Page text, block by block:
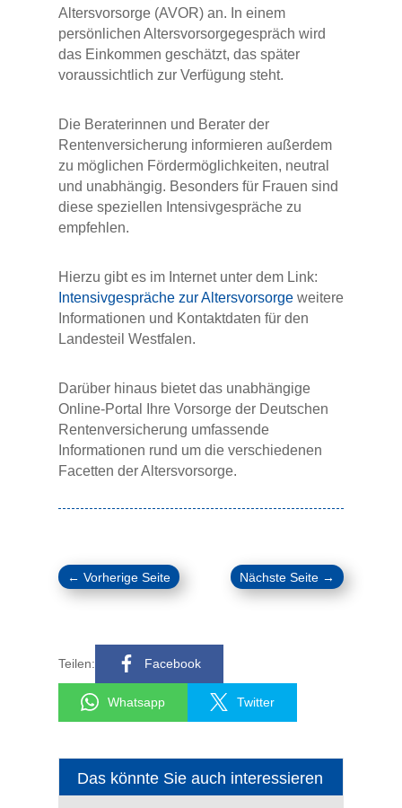
Das könnte Sie auch interessieren
Altersvorsorge (AVOR) an. In einem
persönlichen Altersvorsorgegespräch wird
das Einkommen geschätzt, das später
voraussichtlich zur Verfügung steht.
Die Beraterinnen und Berater der
Rentenversicherung informieren außerdem
zu möglichen Fördermöglichkeiten, neutral
und unabhängig. Besonders für Frauen sind
diese speziellen Intensivgespräche zu
empfehlen.
Hierzu gibt es im Internet unter dem Link:
Intensivgespräche zur Altersvorsorgeweitere
Informationen und Kontaktdaten für den
Landesteil Westfalen.
Darüber hinaus bietet das unabhängige
Online-Portal Ihre Vorsorge der Deutschen
Rentenversicherung umfassende
Informationen rund um die verschiedenen
Facetten der Altersvorsorge.
← Vorherige Seite Nächste Seite →
Teilen: Facebook
Whatsapp Twitter